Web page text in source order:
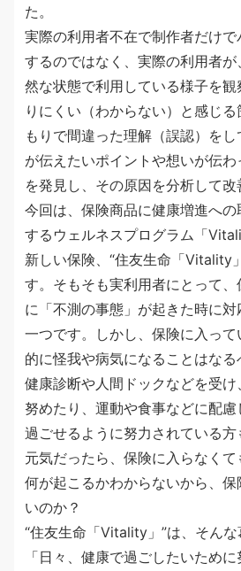
た。
実際の利用者不在で制作者だけ
するのではなく、実際の利用者
然な状態で利用している様子を
りにくい（わからない）と感じ
もりで間違った理解（誤認）を
が伝えたいポイントや想いが伝
を発見し、その原因を分析して改
今回は、保険商品に健康増進への
するウェルネスプログラム「
新しい保険、“住友生命「Vitality
す。そもそも実利用者にとって
に「不測の事態」が起きた時に
一つです。しかし、保険に入っ
的に怪我や病気になることはなる
健康診断や人間ドックなどを受
努めたり、運動や食事などに配
過ごせるように努力されている
元気だったら、保険に入らなくて
何が起こるかわからないから、
いのか？
“住友生命「Vitality」”は、そんな
「日々、健康で過ごしたいため